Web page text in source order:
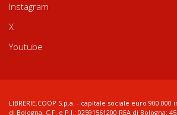
Instagram
X
Youtube
LIBRERIE.COOP S.p.a. - capitale sociale euro
di Bologna, C.F. e P.I.: 02591561200 REA di Bologna: